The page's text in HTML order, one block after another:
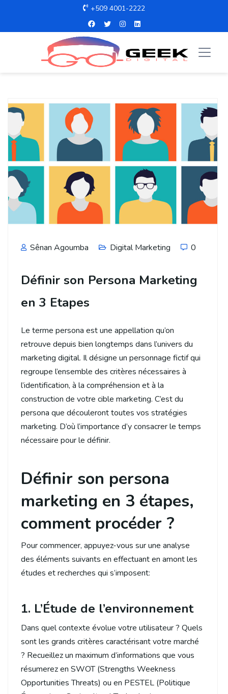
+509 4001-2222
Sênan Agoumba Digital Marketing 0
Définir son Persona Marketing
en 3 Etapes
Le terme persona est une appellation qu’on
retrouve depuis bien longtemps dans l’univers du
marketing digital. Il désigne un personnage fictif qui
regroupe l’ensemble des critères nécessaires à
l’identification, à la compréhension et à la
construction de votre cible marketing. C’est du
persona que découleront toutes vos stratégies
marketing. D’où l’importance d’y consacrer le temps
nécessaire pour le définir.
Définir son persona
marketing en 3 étapes,
comment procéder ?
Pour commencer, appuyez-vous sur une analyse
des éléments suivants en effectuant en amont les
études et recherches qui s’imposent:
1. L’Étude de l’environnement
Dans quel contexte évolue votre utilisateur ? Quels
sont les grands critères caractérisant votre marché
? Recueillez un maximum d’informations que vous
résumerez en SWOT (Strengths Weekness
Opportunities Threats) ou en PESTEL (Politique